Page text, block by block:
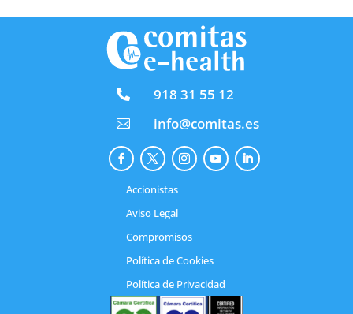
 918 31 55 12
 info@comitas.es
Accionistas
Aviso Legal
Compromisos
Política de Cookies
Política de Privacidad